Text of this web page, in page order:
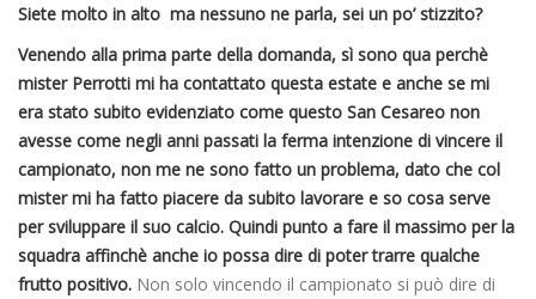
Siete molto in alto ma nessuno ne parla, sei un po’ stizzito?
Venendo alla prima parte della domanda, sì sono qua perchè
mister Perrotti mi ha contattato questa estate e anche se mi
era stato subito evidenziato come questo San Cesareo non
avesse come negli anni passati la ferma intenzione di vincere il
campionato, non me ne sono fatto un problema, dato che col
mister mi ha fatto piacere da subito lavorare e so cosa serve
per sviluppare il suo calcio. Quindi punto a fare il massimo per la
squadra affinchè anche io possa dire di poter trarre qualche
frutto positivo. Non solo vincendo il campionato si può dire di